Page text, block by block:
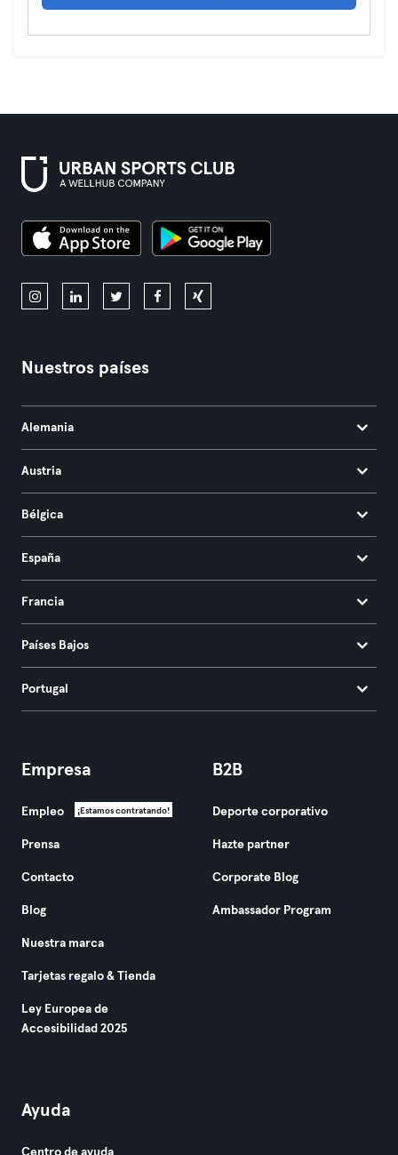
Nuestros países
Alemania
Austria
Bélgica
España
Francia
Países Bajos
Portugal
Empresa
Empleo ¡Estamos contratando!
Prensa
Contacto
Blog
Nuestra marca
Tarjetas regalo & Tienda
Ley Europea de
Accesibilidad 2025
B2B
Deporte corporativo
Hazte partner
Corporate Blog
Ambassador Program
Ayuda
Centro de ayuda